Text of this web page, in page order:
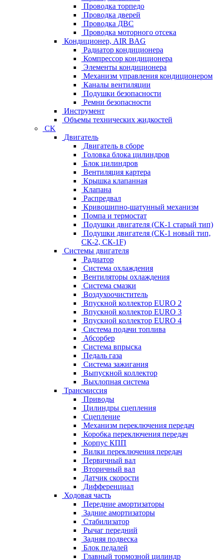
Проводка торпедо
Проводка дверей
Проводка ДВС
Проводка моторного отсека
Кондиционер, AIR BAG
Радиатор кондиционера
Компрессор кондиционера
Элементы кондиционера
Механизм управления кондиционером
Каналы вентиляции
Подушки безопасности
Ремни безопасности
Инструмент
Объемы технических жидкостей
CK
Двигатель
Двигатель в сборе
Головка блока цилиндров
Блок цилиндров
Вентиляция картера
Крышка клапанная
Клапана
Распредвал
Кривошипно-шатунный механизм
Помпа и термостат
Подушки двигателя (СК-1 старый тип)
Подушки двигателя (СК-1 новый тип,
СК-2, СК-1F)
Системы двигателя
Радиатор
Система охлаждения
Вентиляторы охлаждения
Система смазки
Воздухоочиститель
Впускной коллектор EURO 2
Впускной коллектор EURO 3
Впускной коллектор EURO 4
Система подачи топлива
Абсорбер
Система впрыска
Педаль газа
Система зажигания
Выпускной коллектор
Выхлопная система
Трансмиссия
Приводы
Цилиндры сцепления
Сцепление
Механизм переключения передач
Коробка переключения передач
Корпус КПП
Вилки переключения передач
Первичный вал
Вторичный вал
Датчик скорости
Дифференциал
Ходовая часть
Передние амортизаторы
Задние амортизаторы
Стабилизатор
Рычаг передний
Задняя подвеска
Блок педалей
Главный тормозной цилиндр